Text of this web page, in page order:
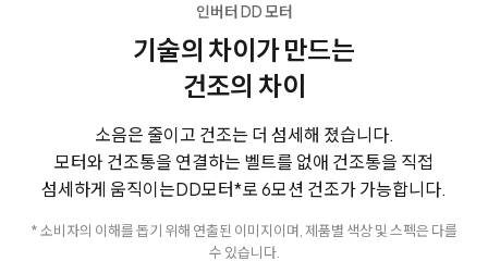
인버터 DD 모터
기술의 차이가 만드는
건조의 차이
소음은 줄이고 건조는 더 섬세해 졌습니다.
모터와 건조통을 연결하는 벨트를 없애 건조통을 직접
섬세하게 움직이는DD모터*로 6모션 건조가 가능합니다.
* 소비자의 이해를 돕기 위해 연출된 이미지이며, 제품별 색상 및 스펙은 다를
수 있습니다.